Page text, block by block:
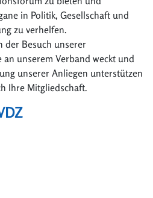
in Politik, Gesellschaft und
zu verhelfen.
der Besuch unserer
unserem Verband weckt und
unserer Anliegen unterstützen
Ihre Mitgliedschaft.